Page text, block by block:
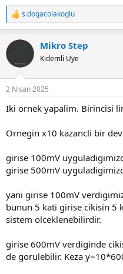
R
e
c
t
i
s
s.dogacolakoglu
Mikro Step
Kıdemli Üye
2 Nisan 2025
Iki ornek yapalim. Birincisi
Ornegin x10 kazancli bir
girise 100mV
girise 500mV
yani girise 100mV
bunun 5 kati girise cikisin 5
sistem olceklenebilirdir.
girise 600mV verdiginde
de gorulebilir. Keza